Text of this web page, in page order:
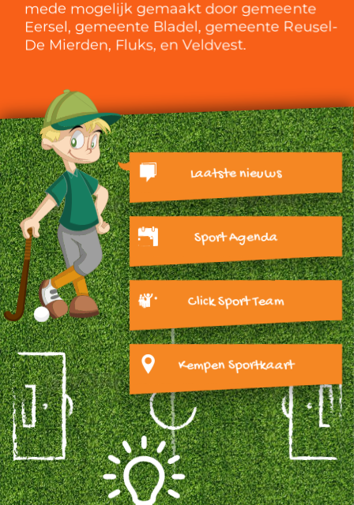
mede mogelijk gemaakt door gemeente
Eersel, gemeente Bladel, gemeente Reusel-
De Mierden, Fluks, en Veldvest.
Laatste nieuws
Sport Agenda
Click Sport Team
Kempen Sportkaart